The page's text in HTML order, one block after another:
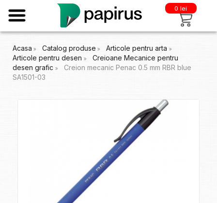
0 lei
Acasa Catalog produse
Articole pentru arta
Articole pentru desen
Creioane Mecanice pentru
desen grafic
Creion mecanic Penac 0.5 mm RBR blue
SA1501-03